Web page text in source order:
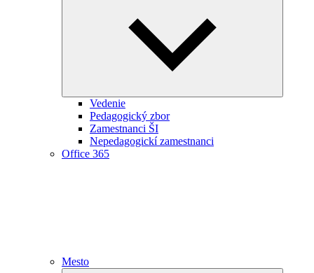
Vedenie
Pedagogický zbor
Zamestnanci ŠI
Nepedagogickí zamestnanci
Office 365
Mesto